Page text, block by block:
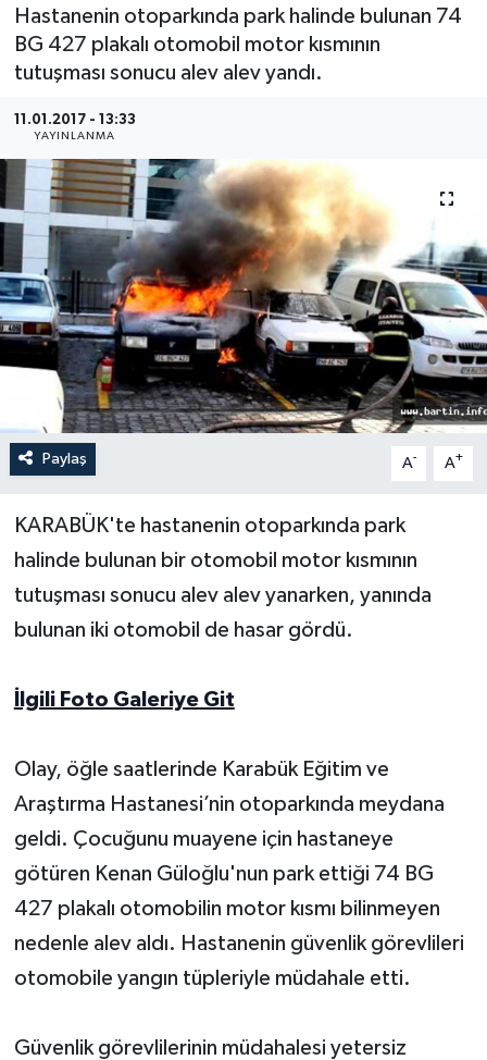
Hastanenin otoparkında park halinde bulunan 74
BG 427 plakalı otomobil motor kısmının
tutuşması sonucu alev alev yandı.
11.01.2017 - 13:33
YAYINLANMA
Paylaş A- A+
KARABÜK'te hastanenin otoparkında park
halinde bulunan bir otomobil motor kısmının
tutuşması sonucu alev alev yanarken, yanında
bulunan iki otomobil de hasar gördü.
İlgili Foto Galeriye Git
Olay, öğle saatlerinde Karabük Eğitim ve
Araştırma Hastanesi’nin otoparkında meydana
geldi. Çocuğunu muayene için hastaneye
götüren Kenan Güloğlu'nun park ettiği 74 BG
427 plakalı otomobilin motor kısmı bilinmeyen
nedenle alev aldı. Hastanenin güvenlik görevlileri
otomobile yangın tüpleriyle müdahale etti.
Güvenlik görevlilerinin müdahalesi yetersiz
Medya
Sivil Toplum
Siyaset
Spor
Tarım
Turizm
Yerel Yönetimler
DÜNYA